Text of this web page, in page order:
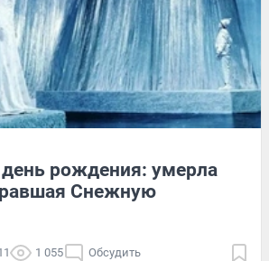
рождения: умерла
Снежную
1 055 Обсудить